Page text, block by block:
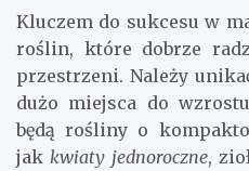
Kluczem do sukcesu w
roślin, które dobrze
przestrzeni. Należy
dużo miejsca do
będą rośliny o
jak kwiaty jednoroczne,